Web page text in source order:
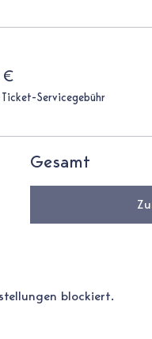
€
Servicegebühr
Gesamt
blockiert.